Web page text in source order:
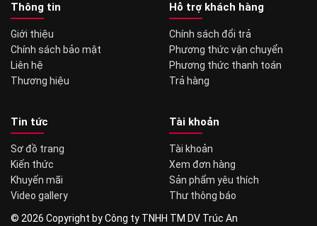
Thông tin
Giới thiệu
Chính sách bảo mật
Liên hệ
Thương hiệu
Hỗ trợ khách hàng
Chính sách đổi trả
Phương thức vận chuyển
Phương thức thanh toán
Trả hàng
Tin tức
Sơ đồ trang
Kiến thức
Khuyến mãi
Video gallery
Tài khoản
Tài khoản
Xem đơn hàng
Sản phẩm yêu thích
Thư thông báo
© 2026 Copyright by Công ty TNHH TM DV Trúc An